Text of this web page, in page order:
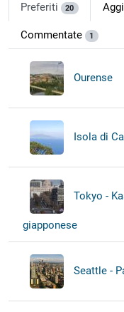
Preferiti 20
Commentate 1
Ourense
Isola di
Tokyo -
giapponese
Seattle -